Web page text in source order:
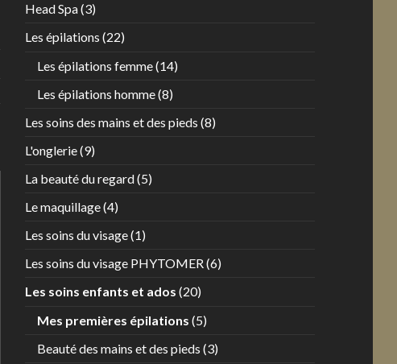
Head Spa(3)
Les épilations (22)
Les épilations femme(14)
Les épilations homme(8)
Les soins des mains et des pieds (8)
L'onglerie(9)
La beauté du regard(5)
Le maquillage(4)
Les soins du visage(1)
Les soins du visage PHYTOMER(6)
Les soins enfants et ados (20)
Mes premières épilations (5)
Beauté des mains et des pieds (3)